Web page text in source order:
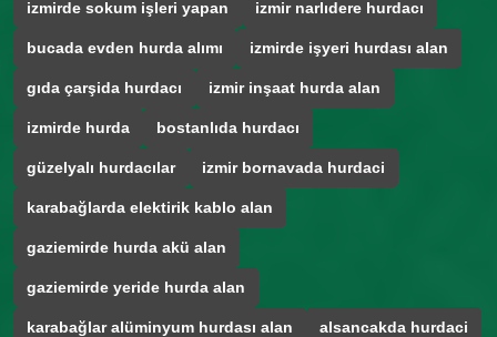
izmirde sokum işleri yapan izmir narlıdere hurdacı
bucada evden hurda alımı izmirde işyeri hurdası alan
gıda çarşida hurdacı izmir inşaat hurda alan
izmirde hurda bostanlıda hurdacı
güzelyalı hurdacılar izmir bornavada hurdaci
karabağlarda elektirik kablo alan
gaziemirde hurda akü alan
gaziemirde yeride hurda alan
karabağlar alüminyum hurdası alan alsancakda hurdaci